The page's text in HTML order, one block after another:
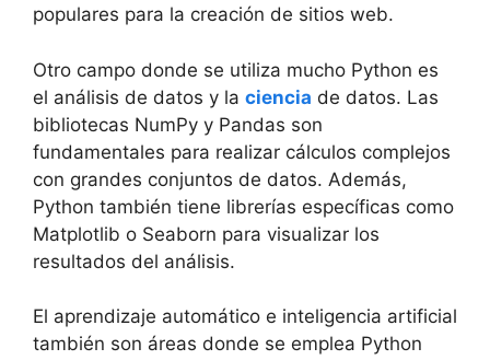
populares para la creación de sitios web.
Otro campo donde se utiliza mucho Python es
el análisis de datos y la ciencia de datos. Las
bibliotecas NumPy y Pandas son
fundamentales para realizar cálculos complejos
con grandes conjuntos de datos. Además,
Python también tiene librerías específicas como
Matplotlib o Seaborn para visualizar los
resultados del análisis.
El aprendizaje automático e inteligencia artificial
también son áreas donde se emplea Python